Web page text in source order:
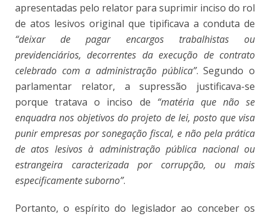
apresentadas pelo relator para suprimir inciso do rol
de atos lesivos original que tipificava a conduta de
“deixar de pagar encargos trabalhistas ou
previdenciários, decorrentes da execução de contrato
celebrado com a administração pública”. Segundo o
parlamentar relator, a supressão justificava-se
porque tratava o inciso de “matéria que não se
enquadra nos objetivos do projeto de lei, posto que visa
punir empresas por sonegação fiscal, e não pela prática
de atos lesivos à administração pública nacional ou
estrangeira caracterizada por corrupção, ou mais
especificamente suborno”.
Portanto, o espírito do legislador ao conceber os